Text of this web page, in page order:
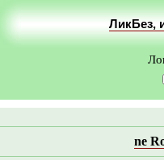
ЛикБез,
ne